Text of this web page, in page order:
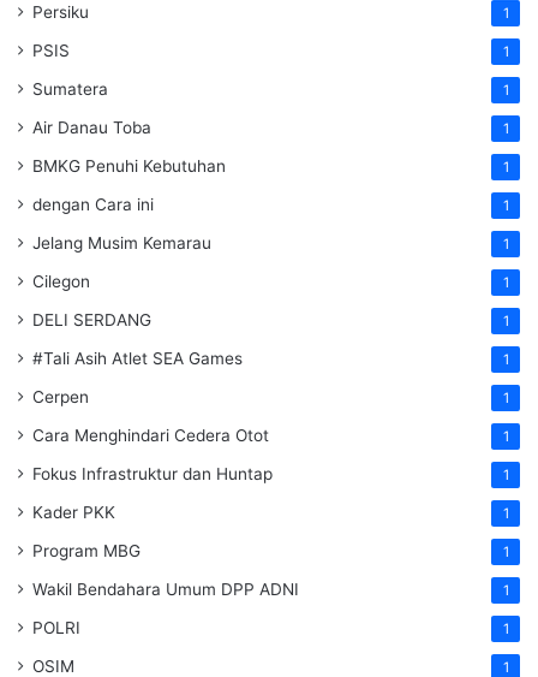
Persiku 1
PSIS 1
Sumatera 1
Air Danau Toba 1
BMKG Penuhi Kebutuhan 1
dengan Cara ini 1
Jelang Musim Kemarau 1
Cilegon 1
DELI SERDANG 1
#Tali Asih Atlet SEA Games 1
Cerpen 1
Cara Menghindari Cedera Otot 1
Fokus Infrastruktur dan Huntap 1
Kader PKK 1
Program MBG 1
Wakil Bendahara Umum DPP ADNI 1
POLRI 1
OSIM 1